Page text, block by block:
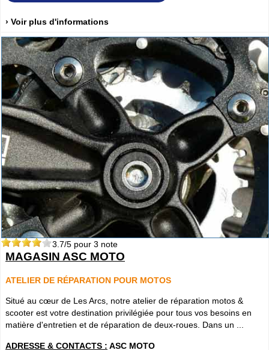
› Voir plus d'informations
3.7/5 pour 3 note
MAGASIN ASC MOTO
ATELIER DE RÉPARATION POUR MOTOS
Situé au cœur de Les Arcs, notre atelier de réparation motos &
scooter est votre destination privilégiée pour tous vos besoins en
matière d'entretien et de réparation de deux-roues. Dans un ...
ADRESSE & CONTACTS : ASC MOTO